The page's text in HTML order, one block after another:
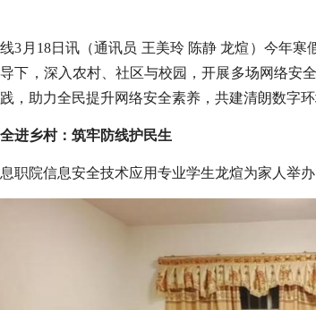
3月18日讯（通讯员 王美玲 陈静 龙煊）今年
下，深入农村、社区与校园，开展多场网络安
，助力全民提升网络安全素养，共建清朗数字环
进乡村：筑牢防线护民生
职院信息安全技术应用专业学生龙煊为家人举